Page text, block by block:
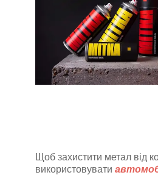
Щоб захистити метал від
використовувати